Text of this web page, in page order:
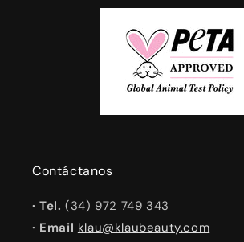
Contáctanos
· Tel. (34) 972 749 343
· Email klau@klaubeauty.com